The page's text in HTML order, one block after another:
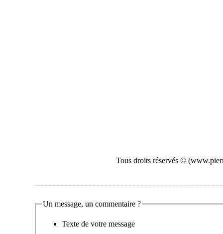
Tous droits réservés ©
Un message, un commentaire ?
Texte de votre message